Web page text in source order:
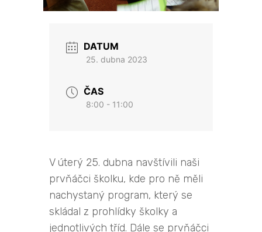
DATUM
25. dubna 2023
ČAS
8:00 - 11:00
V úterý 25. dubna navštívili naši
prvňáčci školku, kde pro ně měli
nachystaný program, který se
skládal z prohlídky školky a
jednotlivých tříd. Dále se prvňáčci